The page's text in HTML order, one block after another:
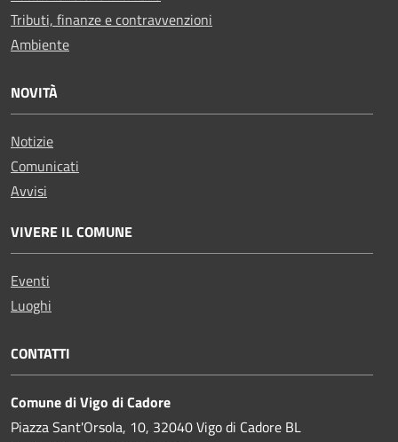
Tributi, finanze e contravvenzioni
Ambiente
NOVITÀ
Notizie
Comunicati
Avvisi
VIVERE IL COMUNE
Eventi
Luoghi
CONTATTI
Comune di Vigo di Cadore
Piazza Sant'Orsola, 10, 32040 Vigo di Cadore BL